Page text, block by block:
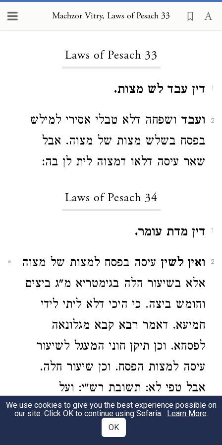
Machzor Vitry, Laws of Pesach 33
Laws of Pesach 33
1 דין עבד לש מצות.
2 ועבד ושפחה דלא טבלי אסירי למילש
בפסח בשלש מצות של מצוה. אבל
שאר עיסה דלאו דמצוה לית לן בה:
Laws of Pesach 34
1 דין מדת עומר.
2 ואין לשין עיסה בפסח למצות של מצוה
אלא בשיעור חלה בגימטריא מ"ג ביצים
וחומש ביצה. כי היכי דלא ליתי לידי
חמיעא. דאמר רבא קבא מגלונאה
לפסחא. וכן תיקן חוני המעגל לשיעור
עיסה למצות הפסח. וכן שיעור חלה.
אבל טפי לא: תשובת רש"י: ועל
התרומה אודיעך שמעולם לא נהגו בעיר
הזאת להפריש שתי חלות כי אם בערב
We use cookies to give you the best experience possible on
our site. Click OK to continue using Sefaria. Learn More.
OK